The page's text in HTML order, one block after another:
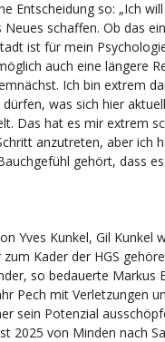
Entscheidung so: „Ich
schaffen. Ob das
ist für mein
auch eine längere
Ich bin extrem
was sich hier
Das hat es mir extrem
anzutreten, aber ich
gehört, dass
Yves Kunkel, Gil Kunkel
Kader der HGS
so bedauerte Markus
Pech mit Verletzungen
sein Potenzial
2025 von Minden nach